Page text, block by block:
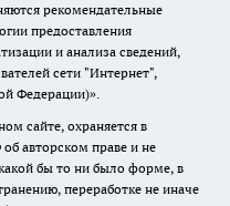
рекомендательные
предоставления
и анализа сведений,
сети "Интернет",
Федерации)».
сайте, охраняется в
авторском праве и не
бы то ни было форме, в
переработке не иначе